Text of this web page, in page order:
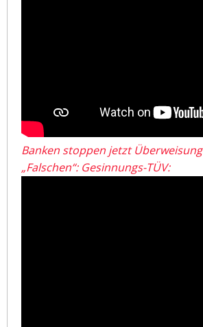
Banken stoppen jetzt
„Falschen“: Gesinnungs-TÜV: